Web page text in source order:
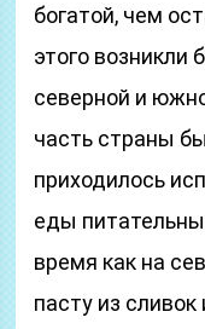
богатой, чем
этого
северной и
часть страны
приходилось
еды
время как на
пасту из сливок